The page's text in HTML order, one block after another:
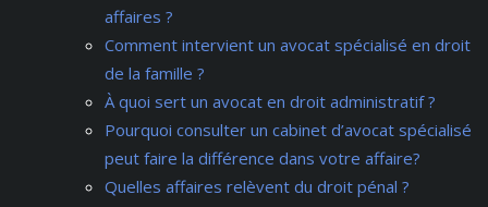
affaires ?
Comment intervient un avocat spécialisé en droit
de la famille ?
À quoi sert un avocat en droit administratif ?
Pourquoi consulter un cabinet d’avocat spécialisé
peut faire la différence dans votre affaire?
Quelles affaires relèvent du droit pénal ?